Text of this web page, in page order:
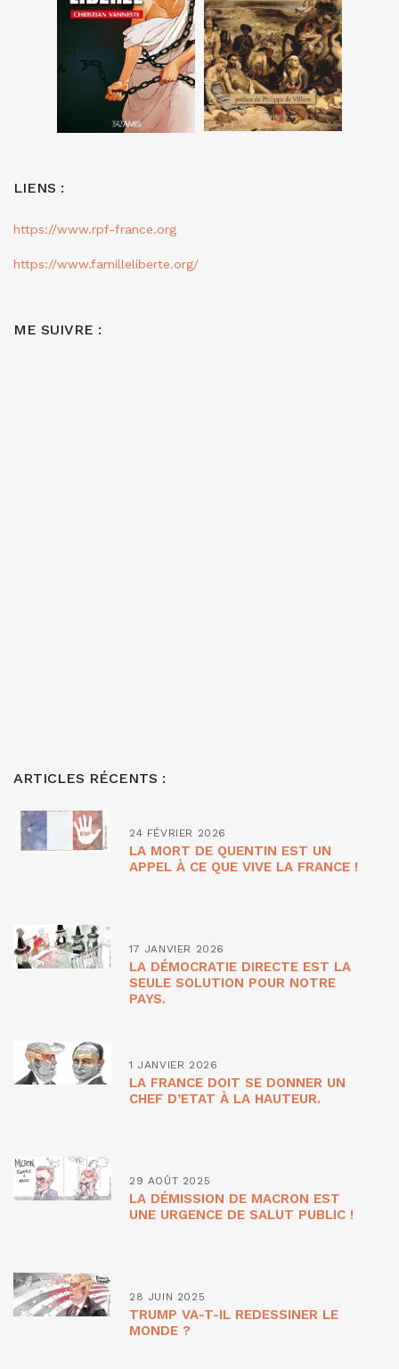
LIENS :
https://www.rpf-france.org
https://www.familleliberte.org/
ME SUIVRE :
ARTICLES RÉCENTS :
24 FÉVRIER 2026
LA MORT DE QUENTIN EST UN
APPEL À CE QUE VIVE LA FRANCE !
17 JANVIER 2026
LA DÉMOCRATIE DIRECTE EST LA
SEULE SOLUTION POUR NOTRE
PAYS.
1 JANVIER 2026
LA FRANCE DOIT SE DONNER UN
CHEF D’ETAT À LA HAUTEUR.
29 AOÛT 2025
LA DÉMISSION DE MACRON EST
UNE URGENCE DE SALUT PUBLIC !
28 JUIN 2025
TRUMP VA-T-IL REDESSINER LE
MONDE ?